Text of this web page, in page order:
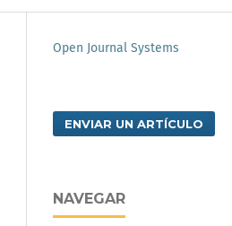
Open Journal Systems
ENVIAR UN ARTÍCULO
NAVEGAR